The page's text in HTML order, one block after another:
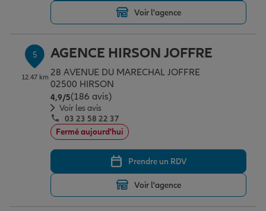
Voir l'agence
5
12.47 km
AGENCE HIRSON JOFFRE
28 AVENUE DU MARECHAL JOFFRE
02500 HIRSON
4,9/5Note de 4.9 sur 5
(186 avis)
Voir les avis
03 23 58 22 37
Fermé aujourd'hui
Prendre un RDV
Voir l'agence